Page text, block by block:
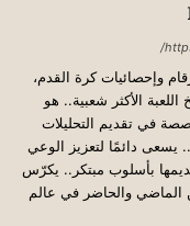
وإحصائيات كرة القدم،
الأكثر شعبية.. هو
في تقديم التحليلات
يسعى دائمًا لتعزيز الوعي
بأسلوب مبتكر.. يكرّس
الماضي والحاضر في عالم